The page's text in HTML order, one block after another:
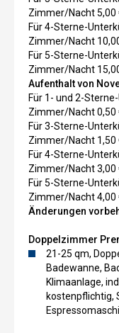
Zimmer/Nacht 5,00
Für 4-Sterne-
Zimmer/Nacht
Für 5-Sterne-
Zimmer/Nacht
Aufenthalt von
Für 1- und 2-
Zimmer/Nacht 0,50
Für 3-Sterne-
Zimmer/Nacht 1,50
Für 4-Sterne-
Zimmer/Nacht 3,00
Für 5-Sterne-
Zimmer/Nacht 4,00
Änderungen
Doppelzimmer
21-25 qm,
Badewanne,
Klimaanlage,
kostenpflichtig,